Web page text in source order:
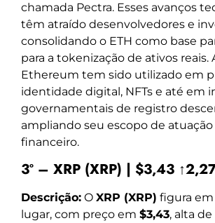
chamada Pectra. Esses avanços
têm atraído desenvolvedores e
consolidando o ETH como base
para a tokenização de ativos reais.
Ethereum tem sido utilizado em
identidade digital, NFTs e até em
governamentais de registro
ampliando seu escopo de
financeiro.
3º – XRP (XRP) | $3,43
Descrição: O XRP (XRP) figura
lugar, com preço em $3,43, alta de